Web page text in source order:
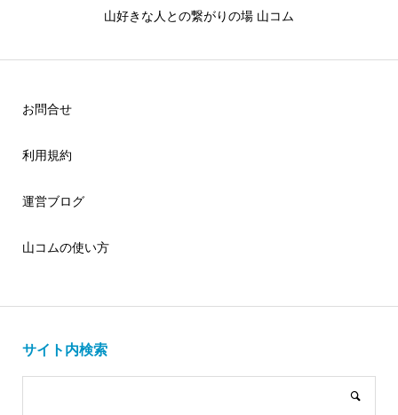
山好きな人との繋がりの場 山コム
お問合せ
利用規約
運営ブログ
山コムの使い方
サイト内検索